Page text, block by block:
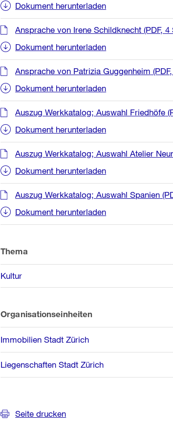
Dokument herunterladen
Ansprache von Irene Schildknecht (PDF,
Dokument herunterladen
Ansprache von Patrizia Guggenheim
Dokument herunterladen
Auszug Werkkatalog; Auswahl Friedhöfe
Dokument herunterladen
Auszug Werkkatalog; Auswahl Atelier
Dokument herunterladen
Auszug Werkkatalog; Auswahl Spanien
Dokument herunterladen
Thema
Kultur
Organisationseinheiten
Immobilien Stadt Zürich
Liegenschaften Stadt Zürich
Seite drucken